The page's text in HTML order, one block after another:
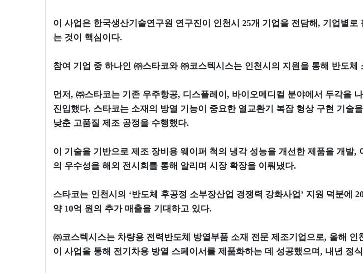
이 사업은 한국생산기술연구원 연구진이 인천시 25개 기업을 전담해, 기업별
는 것이 핵심이다.
참여 기업 중 하나인 ㈜스타코와 ㈜코스텍시스는 인천시의 지원을 통해 반도
먼저, ㈜스타코는 기존 우주항공, 디스플레이, 바이오메디컬 분야에서 두각을
진입했다. 스타코는 소재의 방열 기능이 중요한 열교환기 복잡 형상 구현 기술
낮춘 고품질 제조 공정을 수행했다.
이 기술을 기반으로 제조 장비용 웨이퍼 척의 냉각 성능을 개선한 제품을 개발
의 우수성을 해외 전시회를 통해 알리며 시장 확장을 이뤄냈다.
스타코는 인천시의 ‘반도체 후공정 소부장산업 경쟁력 강화사업’ 지원 덕분에
약 10억 원의 추가 매출을 기대하고 있다.
㈜코스텍시스는 차량용 전력반도체 방열부품 소재 전문 제조기업으로, 올해 인
이 사업을 통해 전기차용 방열 스페이서를 제품화하는 데 성공했으며, 내년 정